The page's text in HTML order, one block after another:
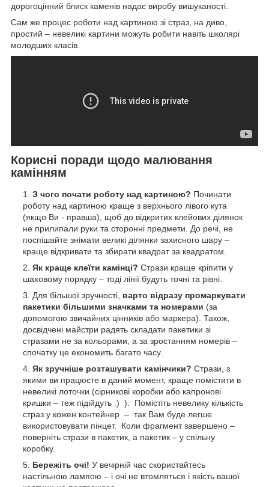
дорогоцінний блиск каменів надає виробу вишуканості.
Сам же процес роботи над картиною зі страз, на диво,
простий – невеликі картини можуть робити навіть школярі
молодших класів.
Корисні поради щодо малювання
камінням
З чого почати роботу над картиною? Починати
роботу над картиною краще з верхнього лівого кута
(якщо Ви - правша), щоб до відкритих клейових ділянок
не прилипали руки та сторонні предмети. До речі, не
поспішайте знімати великі ділянки захисного шару –
краще відкривати та збирати квадрат за квадратом.
Як краще клеїти камінці? Стрази краще кріпити у
шаховому порядку – тоді лінії будуть точні та рівні.
Для більшої зручності, варто відразу промаркувати
пакетики більшими значками та номерами (за
допомогою звичайних цінників або маркера). Також,
досвідчені майстри радять складати пакетики зі
стразами не за кольорами, а за зростанням номерів –
спочатку це економить багато часу.
Як зручніше розташувати камінчики? Стрази, з
якими ви працюєте в даний момент, краще помістити в
невеликі лоточки (сірникові коробки або капронові
кришки – теж підійдуть :) ). Помістіть невелику кількість
страз у кожен контейнер – так Вам буде легше
використовувати пінцет. Коли фрагмент завершено –
поверніть стрази в пакетик, а пакетик – у спільну
коробку.
Бережіть очі! У вечірній час скористайтесь
настільною лампою – і очі не втомляться і якість вашої